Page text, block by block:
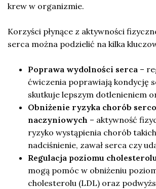
krew w organizmie.
Korzyści płynące z aktywności
serca można podzielić na kilka
Poprawa wydolności serca –
ćwiczenia poprawiają kondycję
skutkuje lepszym dotlenieniem
Obniżenie ryzyka chorób
naczyniowych – aktywność
ryzyko wystąpienia chorób
nadciśnienie, zawał serca czy
Regulacja poziomu
mogą pomóc w obniżeniu
cholesterolu (LDL) oraz